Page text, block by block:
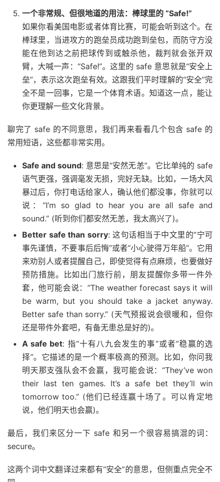
一个非常规、但很地道的用法：棒球里的 “Safe!”
如果你看美国电影或者体育比赛，可能会听到这个。在
棒球里，当进攻方的跑垒员成功跑到垒包，而防守方没
能在他到达之前把球传到或触杀他，裁判就会张开双
臂，大喊一声：“Safe!”。这里的 safe 意思就是“安全上
垒”，表示这次跑垒有效。这跟我们平时理解的“安全”完
全不是一回事，它是一个体育术语。知道这一点，能让
你更理解一些文化背景。
聊完了 safe 的不同意思，我们再来看看几个包含 safe 的
常用短语，这些都非常实用。
Safe and sound: 意思是“安然无恙”。它比单纯的 safe
语气更强，强调毫发无损，完好无缺。比如，一场大风
暴过后，你打电话给家人，确认他们都没事，你就可以
说：“I’m so glad to hear you are all safe and
sound.” (听到你们都安然无恙，我太高兴了)。
Better safe than sorry: 这句话相当于中文里的“宁可
事先谨慎，不要事后后悔”或者“小心驶得万年船”。它用
来劝别人或者提醒自己，即使觉得有点麻烦，也要做好
预防措施。比如出门旅行前，朋友提醒你多带一件外
套，他可能会说：“The weather forecast says it will
be warm, but you should take a jacket anyway.
Better safe than sorry.” (天气预报说会很暖和，但你
还是带件外套吧，有备无患总是好的)。
A safe bet: 指“十有八九会发生的事”或者“稳赢的选
择”。它描述的是一个概率极高的预测。比如，你问我
明天那支强队会不会赢，我可能会说：“They’ve won
their last ten games. It’s a safe bet they’ll win
tomorrow too.” (他们已经连赢十场了。可以肯定地
说，他们明天也会赢)。
最后，我们来区分一下 safe 和另一个很容易搞混的词：
secure。
这两个词中文翻译过来都有“安全”的意思，但侧重点完全不